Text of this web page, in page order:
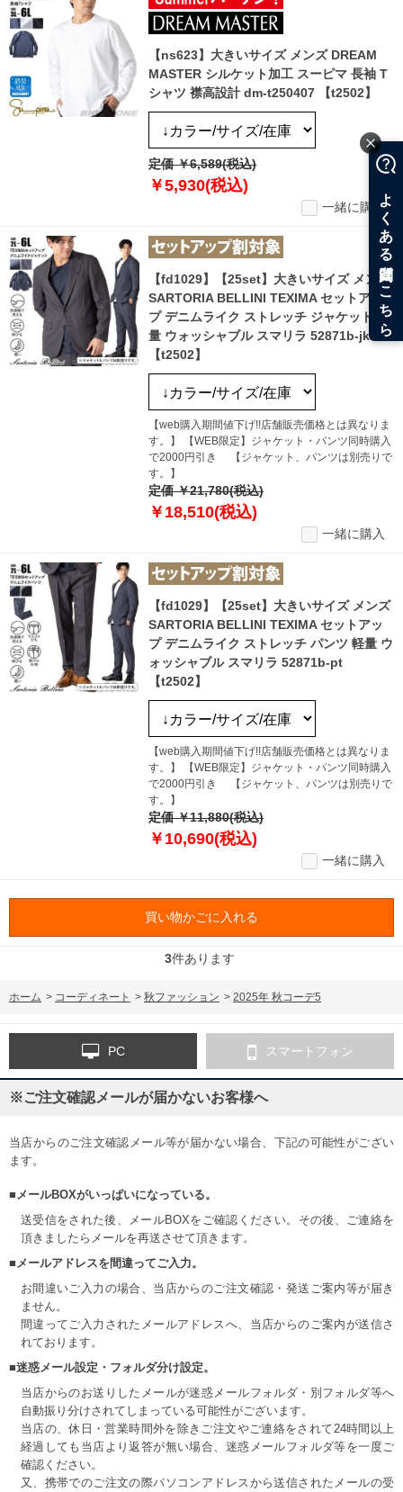
【ns623】大きいサイズ メンズ DREAM
MASTER シルケット加工 スーピマ 長袖 T
シャツ 襟高設計 dm-t250407 【t2502】
定価 ￥6,589(税込)
￥5,930(税込)
一緒に購入
【fd1029】【25set】大きいサイズ メンズ
SARTORIA BELLINI TEXIMA セットアッ
プ デニムライク ストレッチ ジャケット 軽
量 ウォッシャブル スマリラ 52871b-jk
【t2502】
【web購入期間値下げ!!店舗販売価格とは異なりま
す。】 【WEB限定】ジャケット・パンツ同時購入
で2000円引き 【ジャケット、パンツは別売りで
す。】
定価 ￥21,780(税込)
￥18,510(税込)
一緒に購入
【fd1029】【25set】大きいサイズ メンズ
SARTORIA BELLINI TEXIMA セットアッ
プ デニムライク ストレッチ パンツ 軽量 ウ
ォッシャブル スマリラ 52871b-pt
【t2502】
【web購入期間値下げ!!店舗販売価格とは異なりま
す。】 【WEB限定】ジャケット・パンツ同時購入
で2000円引き 【ジャケット、パンツは別売りで
す。】
定価 ￥11,880(税込)
￥10,690(税込)
一緒に購入
買い物かごに入れる
3件あります
ホーム > コーディネート > 秋ファッション > 2025年 秋コーデ5
PC スマートフォン
※ご注文確認メールが届かないお客様へ
当店からのご注文確認メール等が届かない場合、下記の可能性がござい
ます。
■メールBOXがいっぱいになっている。
送受信をされた後、メールBOXをご確認ください。その後、ご連絡を
頂きましたらメールを再送させて頂きます。
■メールアドレスを間違ってご入力。
お間違いご入力の場合、当店からのご注文確認・発送ご案内等が届き
ません。
間違ってご入力されたメールアドレスへ、当店からのご案内が送信さ
れております。
■迷惑メール設定・フォルダ分け設定。
当店からのお送りしたメールが迷惑メールフォルダ・別フォルダ等へ
自動振り分けされてしまっている可能性がございます。
当店の、休日・営業時間外を除きご注文やご連絡をされて24時間以上
経過しても当店より返答が無い場合、迷惑メールフォルダ等を一度ご
確認ください。
又、携帯でのご注文の際パソコンアドレスから送信されたメールの受